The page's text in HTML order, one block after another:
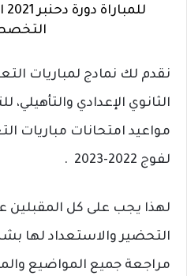
نقدم لك نمادج لمباريات
الثانوي الإعدادي
مواعيد امتحانات مباريات
لفوج 2022-2023 .
لهذا يجب على كل المقبلين
التحضير والاستعداد لها
مراجعة جميع المواضيع